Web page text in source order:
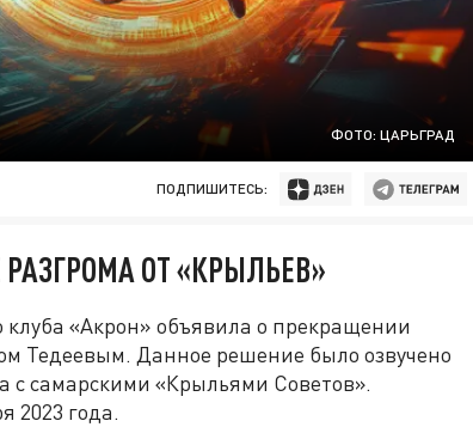
ФОТО: ЦАРЬГРАД
ПОДПИШИТЕСЬ:
ОТ «КРЫЛЬЕВ»
клуба «Акрон» объявила о прекращении
Тедеевым. Данное решение было озвучено
с самарскими «Крыльями Советов».
2023 года.